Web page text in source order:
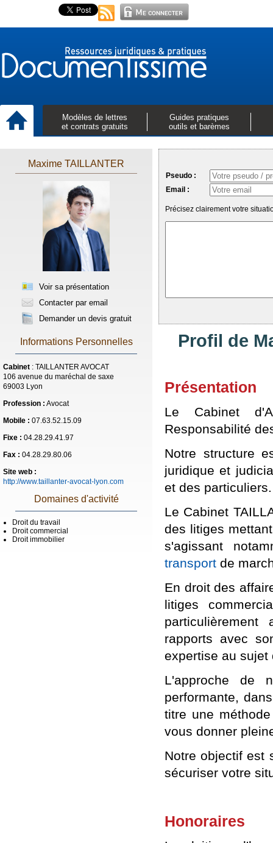
Modèles de lettres
et contrats gratuits
Guides pratiques
outils et barèmes
Maxime TAILLANTER
Voir sa présentation
Contacter par email
Demander un devis gratuit
Informations Personnelles
Cabinet : TAILLANTER AVOCAT
106 avenue du maréchal de saxe
69003 Lyon
Profession : Avocat
Mobile : 07.63.52.15.09
Fixe : 04.28.29.41.97
Fax : 04.28.29.80.06
Site web :
http://www.taillanter-avocat-lyon.com
Domaines d'activité
Droit du travail
Droit commercial
Droit immobilier
Pseudo :
Email :
Précisez clairement votre
Profil de
Présentation
Le Cabinet
Responsabilité
Notre structure
juridique et
et des particuliers.
Le Cabinet
des litiges
s'agissant
transport de
En droit des
litiges
rapports avec
expertise au
L'approche de
performante,
titre une
vous donner
Notre objectif est
sécuriser votre
Honoraires